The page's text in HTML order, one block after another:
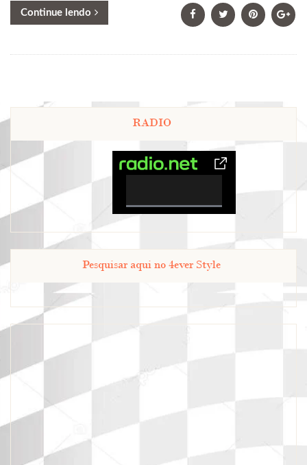
Continue lendo
RADIO
0%
Pesquisar aqui no 4ever Style